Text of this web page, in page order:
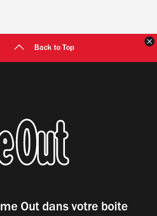
Back to Top
Out dans votre boite